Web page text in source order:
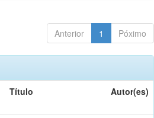
Anterior 1 Póximo
Título Autor(es)